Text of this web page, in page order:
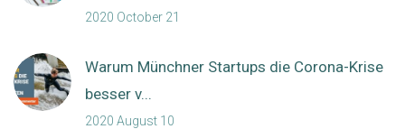
2020 October 21
Warum Münchner Startups die Corona-Krise
besser v...
2020 August 10